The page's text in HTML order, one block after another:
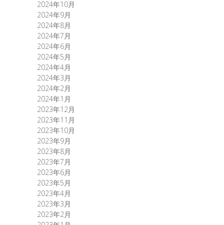
2024年10月
2024年9月
2024年8月
2024年7月
2024年6月
2024年5月
2024年4月
2024年3月
2024年2月
2024年1月
2023年12月
2023年11月
2023年10月
2023年9月
2023年8月
2023年7月
2023年6月
2023年5月
2023年4月
2023年3月
2023年2月